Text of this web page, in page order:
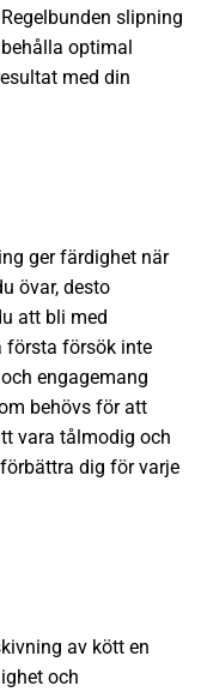
slipning
optimal
med din
ger färdighet när
övar, desto
att bli med
första försök inte
engagemang
behövs för att
vara tålmodig och
dig för varje
av kött en
och